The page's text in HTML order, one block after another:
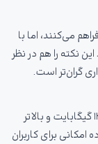
می‌کنند، اما با
نکته را هم در نظر
گران‌تر است.
با وجود اینکه گوشی‌های موبایل در حافظه‌های ۱۲۸ گیگابایت و بالاتر
برای کاربران